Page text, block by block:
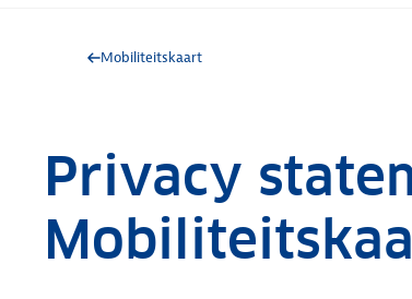
Mobiliteitskaart
Privacy